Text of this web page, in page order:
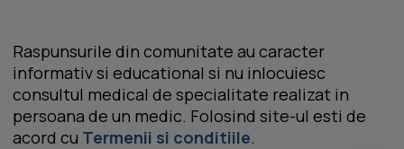
Raspunsurile din comunitate au caracter
informativ si educational si nu inlocuiesc
consultul medical de specialitate realizat in
persoana de un medic. Folosind site-ul esti de
acord cu Termenii si conditiile.